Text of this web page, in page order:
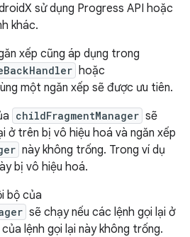
sử dụng Progress API hoặc
khác.
xếp cũng áp dụng trong
hoặc
một ngăn xếp sẽ được ưu tiên.
childFragmentManager sẽ
ở trên bị vô hiệu hoá và ngăn xếp
này không trống. Trong ví dụ
bị vô hiệu hoá.
bộ của
sẽ chạy nếu các lệnh gọi lại ở
lệnh gọi lại này không trống.